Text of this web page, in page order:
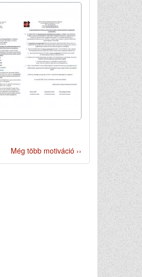
Még több motiváció ››